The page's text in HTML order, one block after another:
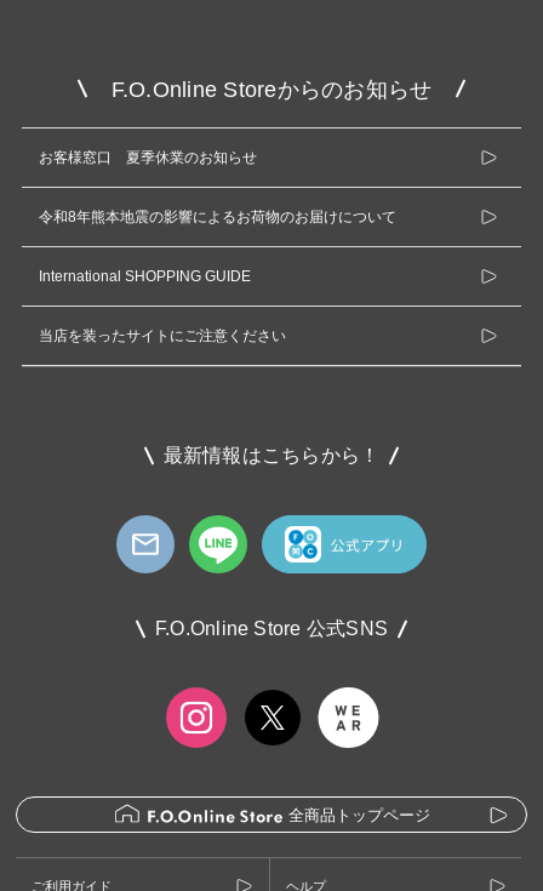
F.O.Online Storeからのお知らせ
お客様窓口 夏季休業のお知らせ
令和8年熊本地震の影響によるお荷物のお届けについて
International SHOPPING GUIDE
当店を装ったサイトにご注意ください
最新情報はこちらから！
F.O.Online Store 公式SNS
全商品トップページ
ご利用ガイド ヘルプ